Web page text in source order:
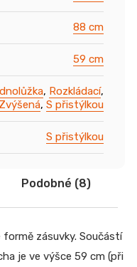
88 cm
59 cm
, Rozkládací,
Zvýšená, S přistýlkou
S přistýlkou
Podobné (8)
zásuvky. Součástí
je ve výšce 59 cm (při